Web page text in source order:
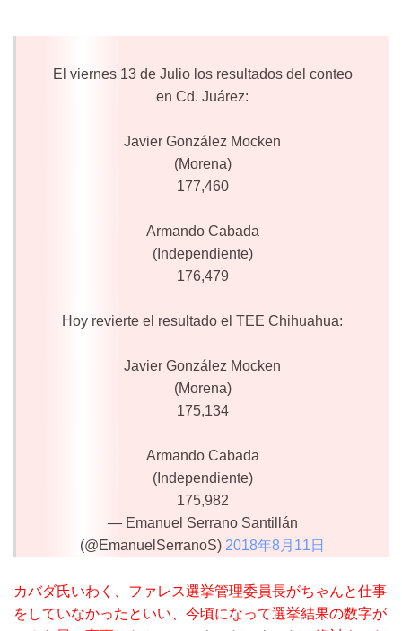
El viernes 13 de Julio los resultados del conteo
en Cd. Juárez:
Javier González Mocken
(Morena)
177,460
Armando Cabada
(Independiente)
176,479
Hoy revierte el resultado el TEE Chihuahua:
Javier González Mocken
(Morena)
175,134
Armando Cabada
(Independiente)
175,982
— Emanuel Serrano Santillán
(@EmanuelSerranoS) 2018年8月11日
カバダ氏いわく、ファレス選挙管理委員長がちゃんと仕事
をしていなかったといい、今頃になって選挙結果の数字が